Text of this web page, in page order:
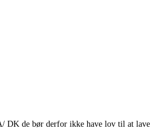
DK de bør derfor ikke have lov til at